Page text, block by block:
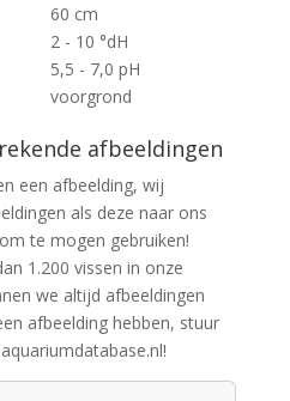
60 cm
2 - 10 °dH
5,5 - 7,0 pH
voorgrond
afbeeldingen
een afbeelding, wij
als deze naar ons
te mogen gebruiken!
1.200 vissen in onze
we altijd afbeeldingen
afbeelding hebben, stuur